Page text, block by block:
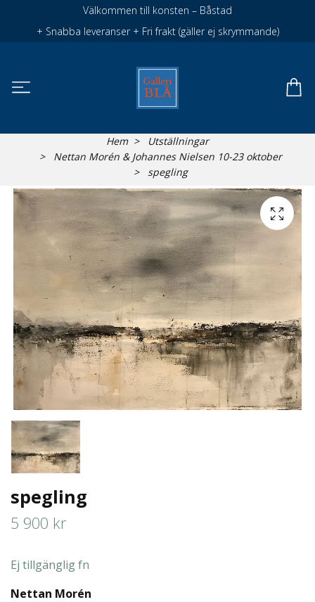
Välkommen till konsten – Båstad
+ Snabba leveranser + Fri frakt (gäller ej skrymmande)
Hem
Utställningar
Nettan Morén & Johannes Nielsen 10-23 oktober
spegling
spegling
5 900 kr
Ej tillgänglig fn
Nettan Morén